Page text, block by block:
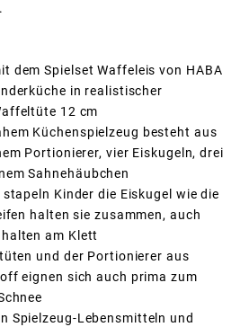
dem Spielset Waffeleis von HABA
in realistischer
12 cm
Küchenspielzeug besteht aus
Portionierer, vier Eiskugeln, drei
Sahnehäubchen
Kinder die Eiskugel wie die
halten sie zusammen, auch
am Klett
und der Portionierer aus
eignen sich auch prima zum
Spielzeug-Lebensmitteln und